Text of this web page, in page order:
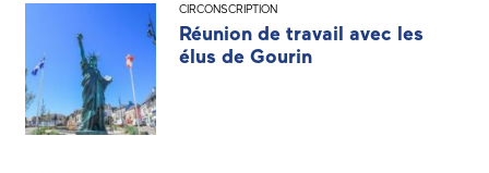
CIRCONSCRIPTION
Réunion de travail avec les
élus de Gourin